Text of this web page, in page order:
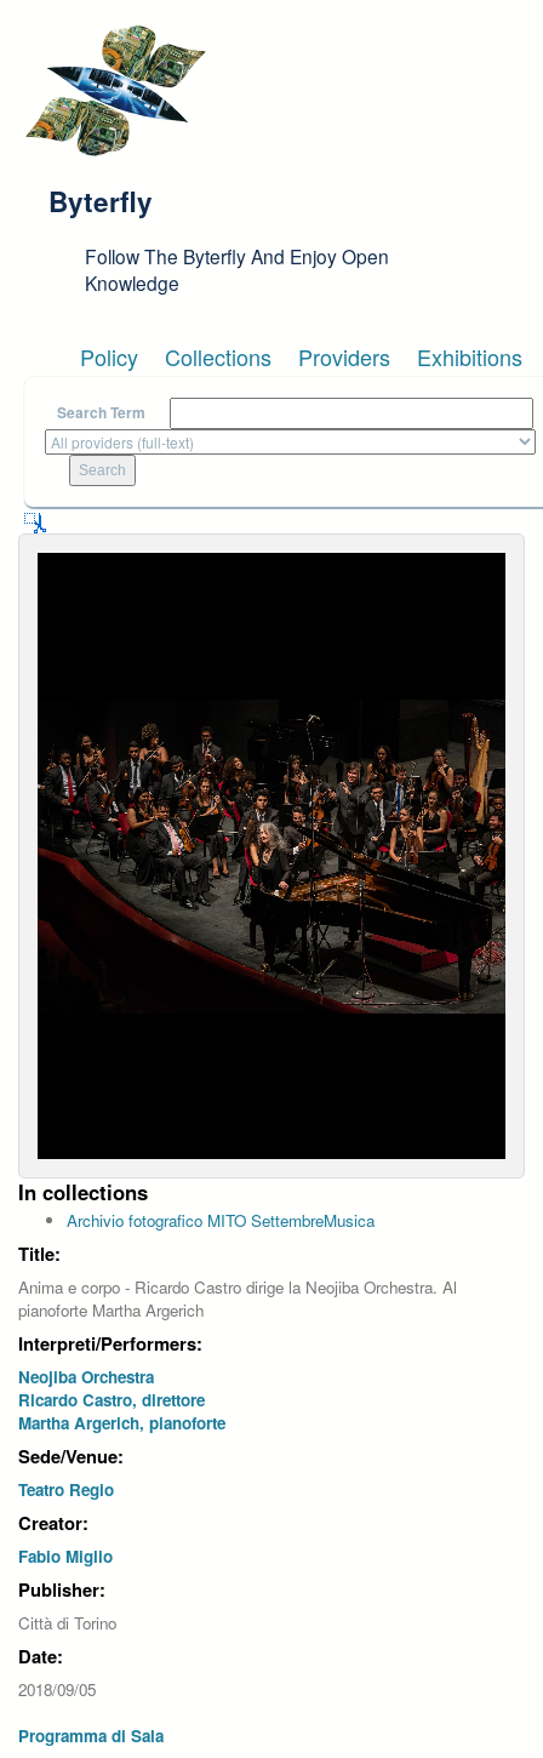
Byterfly
Follow The Byterfly And Enjoy Open
Knowledge
Policy Collections Providers Exhibitions
Search Term
In collections
Archivio fotografico MITO SettembreMusica
Title:
Anima e corpo - Ricardo Castro dirige la Neojiba Orchestra. Al
pianoforte Martha Argerich
Interpreti/Performers:
Neojiba Orchestra
Ricardo Castro, direttore
Martha Argerich, pianoforte
Sede/Venue:
Teatro Regio
Creator:
Fabio Miglio
Publisher:
Città di Torino
Date:
2018/09/05
Programma di Sala